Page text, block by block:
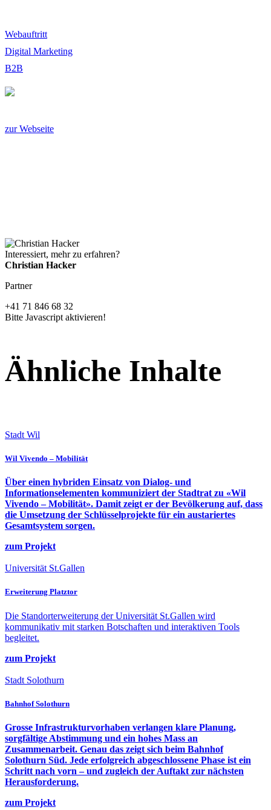
Webauftritt
Digital Marketing
B2B
zur Webseite
Interessiert, mehr zu erfahren?
Christian Hacker
Partner
+41 71 846 68 32
Bitte Javascript aktivieren!
Ähnliche Inhalte
Stadt Wil
Wil Vivendo – Mobilität
Über einen hybriden Einsatz von Dialog- und
Informationselementen kommuniziert der Stadtrat zu «Wil
Vivendo – Mobilität». Damit zeigt er der Bevölkerung auf, dass
die Umsetzung der Schlüsselprojekte für ein austariertes
Gesamtsystem sorgen.
zum Projekt
Universität St.Gallen
Erweiterung Platztor
Die Standorterweiterung der Universität St.Gallen wird
kommunikativ mit starken Botschaften und interaktiven Tools
begleitet.
zum Projekt
Stadt Solothurn
Bahnhof Solothurn
Grosse Infrastrukturvorhaben verlangen klare Planung,
sorgfältige Abstimmung und ein hohes Mass an
Zusammenarbeit. Genau das zeigt sich beim Bahnhof
Solothurn Süd. Jede erfolgreich abgeschlossene Phase ist ein
Schritt nach vorn – und zugleich der Auftakt zur nächsten
Herausforderung.
zum Projekt